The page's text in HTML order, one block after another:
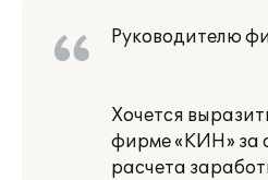
Руководителю
Хочется
фирме «КИН» за
расчета